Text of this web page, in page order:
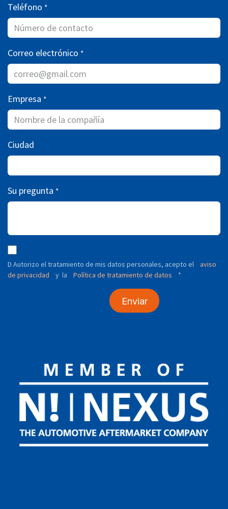
Teléfono *
Correo electrónico *
Empresa *
Ciudad
Su pregunta *
D Autorizo ​​el tratamiento de mis datos personales, acepto el
aviso
de privacidad
y la Política de tratamiento de datos *
Enviar